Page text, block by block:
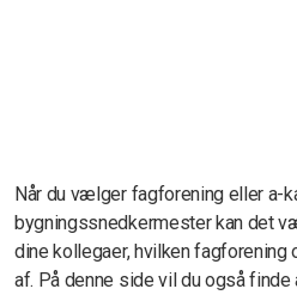
Når du vælger fagforening eller a-
bygningssnedkermester kan det
dine kollegaer, hvilken fagforening
af. På denne side vil du også